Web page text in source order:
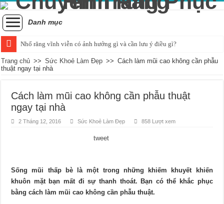
Danh mục
Nhổ răng vĩnh viễn có ảnh hưởng gì và cần lưu ý điều gì?
Tình trạng răng bị đau khi nhai và cách xử lý hiệu quả
Cách nhận biết và khắc phục tình trạng trẻ bị vỡ răng hiệu quả
Nguyên nhân và cách điều trị sưng nướu răng trong cùng hàm dưới
Quá trình mọc răng khôn bắt đầu và kéo dài bao lâu?
Chụp x-quang răng khôn: Khi nào là quyết định hợp lý?
Chảy máu chân răng và dấu hiệu của sự thiếu hụt chất dinh dưỡng
Có nên áp dụng phương pháp đánh răng bằng muối hàng ngày?
Trang chủ >> Sức Khoẻ Làm Đẹp >> Cách làm mũi cao không cần phẫu
thuật ngay tại nhà
Cách làm mũi cao không cần phẫu thuật
ngay tại nhà
2 Tháng 12, 2016 Sức Khoẻ Làm Đẹp 858 Lượt xem
tweet
Sống mũi thấp bè là một trong những khiếm khuyết khiến
khuôn mặt bạn mất đi sự thanh thoát. Bạn có thể khắc phục
bằng cách làm mũi cao không cần phẫu thuật.